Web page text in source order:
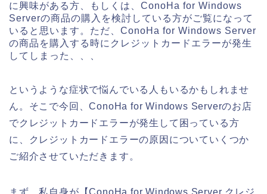
に興味がある方、もしくは、ConoHa for Windows
Serverの商品の購入を検討している方がご覧になって
いると思います。ただ、ConoHa for Windows Server
の商品を購入する時にクレジットカードエラーが発生
してしまった、、、
というような症状で悩んでいる人もいるかもしれませ
ん。そこで今回、ConoHa for Windows Serverのお店
でクレジットカードエラーが発生して困っている方
に、クレジットカードエラーの原因についていくつか
ご紹介させていただきます。